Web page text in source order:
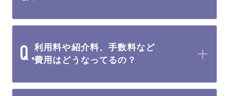
利用料や紹介料、手数料など
費用はどうなってるの？